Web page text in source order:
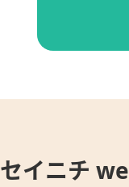
セイニチ